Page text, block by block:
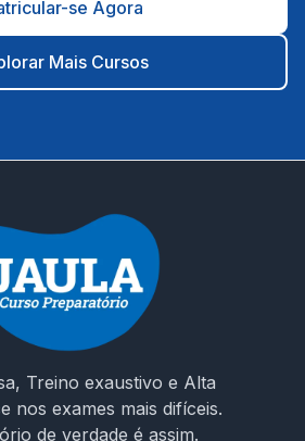
alinhado à realidade do
Plataforma intuitiva, suporte rápido
até a data da prova. 🎯 É hora
se Agora
Mais Cursos
Treino exaustivo e Alta
nos exames mais difíceis.
de verdade é assim.